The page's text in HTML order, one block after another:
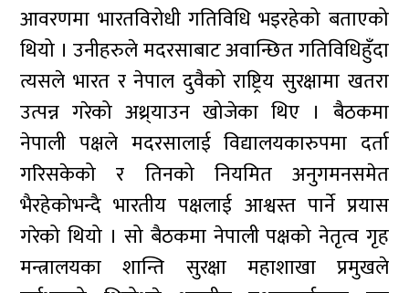
आवरणमा भारतविरोधी गतिविधि भइरहेको बताएको
थियो । उनीहरुले मदरसाबाट अवान्छित गतिविधिहुँदा
त्यसले भारत र नेपाल दुवैको राष्ट्रिय सुरक्षामा खतरा
उत्पन्न गरेको अथ्र्याउन खोजेका थिए । बैठकमा
नेपाली पक्षले मदरसालाई विद्यालयकारुपमा दर्ता
गरिसकेको र तिनको नियमित अनुगमनसमेत
भैरहेकोभन्दै भारतीय पक्षलाई आश्वस्त पार्ने प्रयास
गरेको थियो । सो बैठकमा नेपाली पक्षको नेतृत्व गृह
मन्त्रालयका शान्ति सुरक्षा महाशाखा प्रमुखले